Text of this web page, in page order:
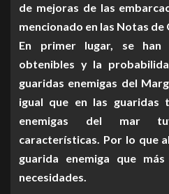
de mejoras de las
mencionado en las Notas de
En primer lugar, se han
obtenibles y la
guaridas enemigas del
igual que en las guaridas
enemigas del mar
características. Por lo que
guarida enemiga que
necesidades.